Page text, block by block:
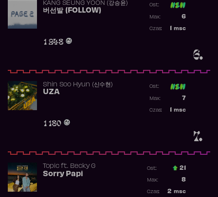
6.
KANG SEUNG YOON (강승윤)
버선발 (FOLLOW)
1 248
Ost:
6
Max:
msc
Czas:
7.
Shin Soo Hyun (신수현)
UZA
1 180
Ost:
7
Max:
msc
Czas:
Topicft. Becky G
Sorry Papi
Ost.: 21
8
Max:
2 msc
Czas: